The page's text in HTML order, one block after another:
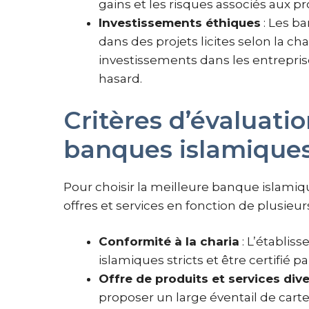
gains et les risques associés aux
Investissements éthiques : Les
dans des projets licites selon la
investissements dans les
hasard.
Critères
banques
Pour choisir la meilleure banque
offres et services en fonction de
Conformité à la charia :
islamiques stricts et être certifié
Offre de produits et services
proposer un large éventail de